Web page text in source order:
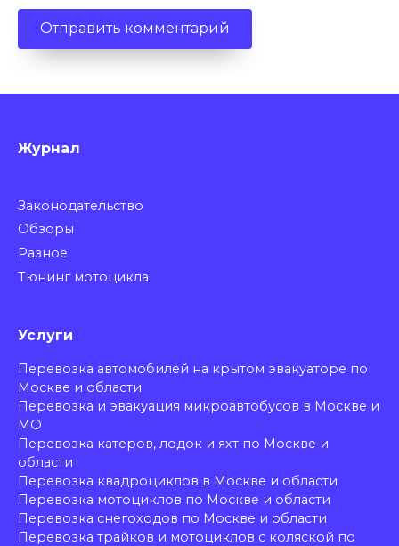
Журнал
Законодательство
Обзоры
Разное
Тюнинг мотоцикла
Услуги
Перевозка автомобилей на крытом эвакуаторе по
Москве и области
Перевозка и эвакуация микроавтобусов в Москве и
МО
Перевозка катеров, лодок и яхт по Москве и
области
Перевозка квадроциклов в Москве и области
Перевозка мотоциклов по Москве и области
Перевозка снегоходов по Москве и области
Перевозка трайков и мотоциклов с коляской по